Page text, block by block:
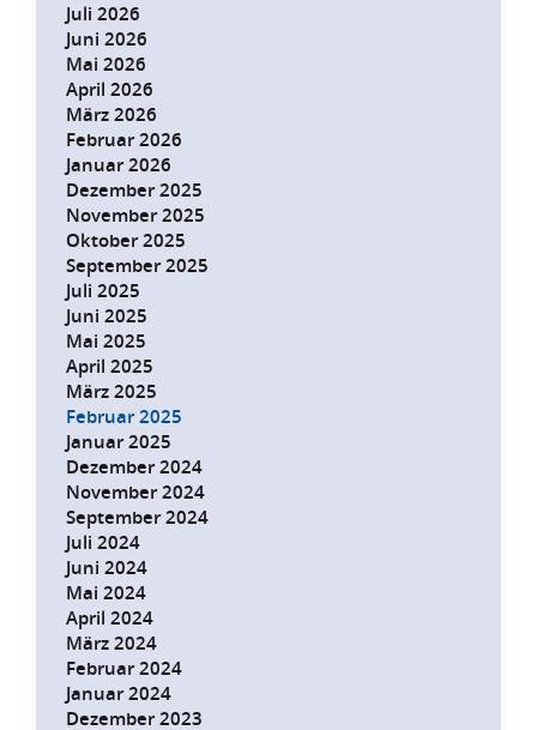
Juli 2026
Juni 2026
Mai 2026
April 2026
März 2026
Februar 2026
Januar 2026
Dezember 2025
November 2025
Oktober 2025
September 2025
Juli 2025
Juni 2025
Mai 2025
April 2025
März 2025
Februar 2025
Januar 2025
Dezember 2024
November 2024
September 2024
Juli 2024
Juni 2024
Mai 2024
April 2024
März 2024
Februar 2024
Januar 2024
Dezember 2023